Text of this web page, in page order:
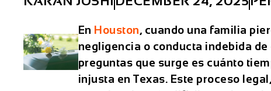
En Houston, cuando una familia
negligencia o conducta indebida
preguntas que surge es cuánto
injusta en Texas. Este proceso